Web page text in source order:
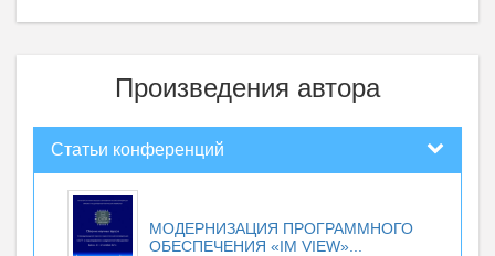
Произведения автора
Статьи конференций
МОДЕРНИЗАЦИЯ ПРОГРАММНОГО
ОБЕСПЕЧЕНИЯ «IM VIEW»...